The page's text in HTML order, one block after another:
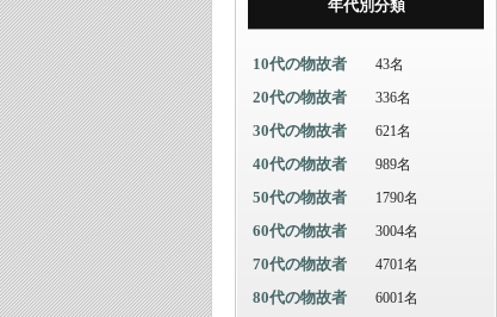
年代別分類
10代の物故者 43名
20代の物故者 336名
30代の物故者 621名
40代の物故者 989名
50代の物故者 1790名
60代の物故者 3004名
70代の物故者 4701名
80代の物故者 6001名